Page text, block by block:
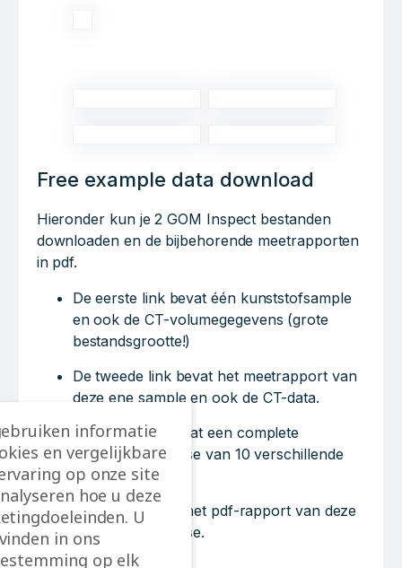
Free example data download
Hieronder kun je 2 GOM Inspect bestanden
downloaden en de bijbehorende meetrapporten
in pdf.
De eerste link bevat één kunststofsample
en ook de CT-volumegegevens (grote
bestandsgrootte!)
De tweede link bevat het meetrapport van
deze ene sample en ook de CT-data.
De derde link bevat een complete
statistische analyse van 10 verschillende
samples.
De laatste link is het pdf-rapport van deze
statistische analyse.
informatie
en vergelijkbare
op onze site
hoe u deze
U
in ons
op elk